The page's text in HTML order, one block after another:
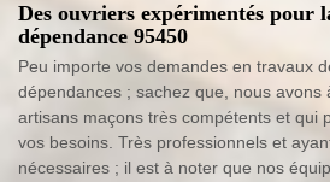
Des ouvriers expérimentés pour
dépendance 95450
Peu importe vos demandes en travaux
dépendances ; sachez que, nous avons
artisans maçons très compétents et qui
vos besoins. Très professionnels et
nécessaires ; il est à noter que nos